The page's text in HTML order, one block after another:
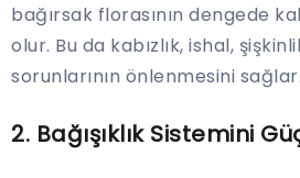
bağırsak florasının dengede
olur. Bu da kabızlık, ishal,
sorunlarının önlenmesini sağlar.
2. Bağışıklık Sistemini